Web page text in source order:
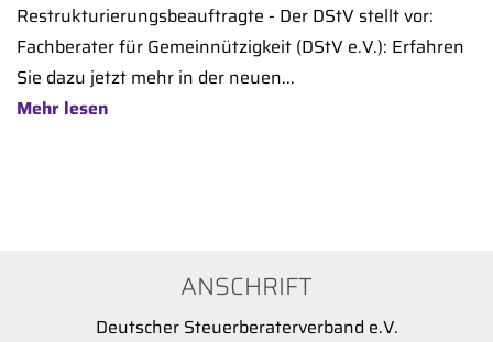
Restrukturierungsbeauftragte - Der DStV stellt vor:
Fachberater für Gemeinnützigkeit (DStV e.V.): Erfahren
Sie dazu jetzt mehr in der neuen...
Mehr lesen
ANSCHRIFT
Deutscher Steuerberaterverband e.V.